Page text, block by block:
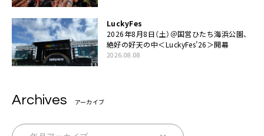
LuckyFes
2026年8月8日（土）＠国営ひたち海浜公園、
絶好の好天の中＜LuckyFes’26＞開幕
2026.08.08
Archives アーカイブ